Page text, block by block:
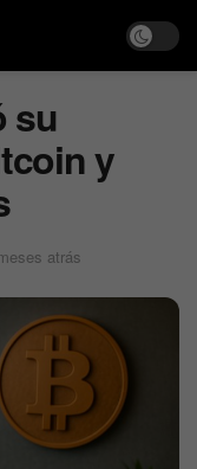
su
y
atrás